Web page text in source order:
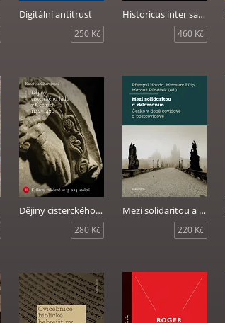
Digitální antitrust
250 Kč
Historicus inter saecula movens
460 Kč
Dějiny cisterckého řádu v Čechách 1142-1420. Svazek II
280 Kč
Mezi solidaritou a zklamáním
220 Kč